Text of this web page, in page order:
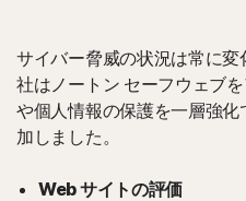
サイバー脅威の状況は常に
社はノートン セーフウェブ
や個人情報の保護を一層強
加しました。
Web サイトの評価